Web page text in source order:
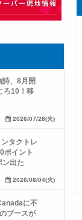
詩、8月開
ろ10！移
2026/07/28(火)
タクトレ
ポイント
ン出た
2026/08/04(火)
に不
ブースが